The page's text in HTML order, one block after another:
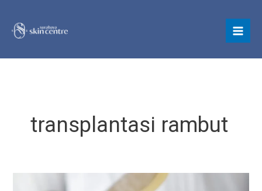
content
transplantasi rambut